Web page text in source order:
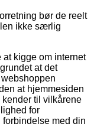
bør de reelt
ikke særlig
kigge om internet
at det
at hjemmesiden
til vilkårene
for
med din